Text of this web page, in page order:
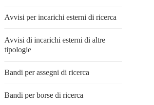
Avvisi per incarichi esterni di ricerca
Avvisi di incarichi esterni di altre
tipologie
Bandi per assegni di ricerca
Bandi per borse di ricerca